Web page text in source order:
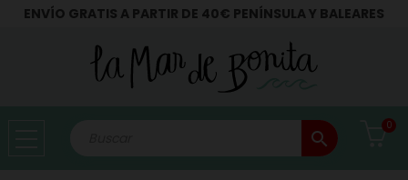
ENVÍO GRATIS A PARTIR DE 40€ PENÍNSULA Y BALEARES
search
0